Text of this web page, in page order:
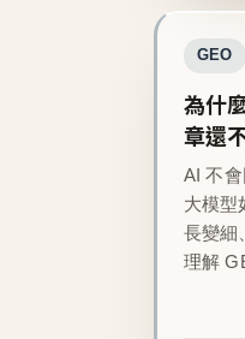
GEO
為什
章還
AI 不
大模型
長變細
理解